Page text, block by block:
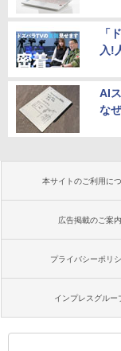
「
入!
AI
な
本サイトのご利用に
広告掲載のご案内
プライバシーポリ
インプレスグルー